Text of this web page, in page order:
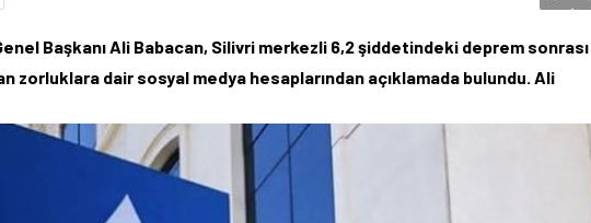
Başkanı Ali Babacan, Silivri merkezli 6,2 şiddetindeki deprem sonrası
zorluklara dair sosyal medya hesaplarından açıklamada bulundu. Ali